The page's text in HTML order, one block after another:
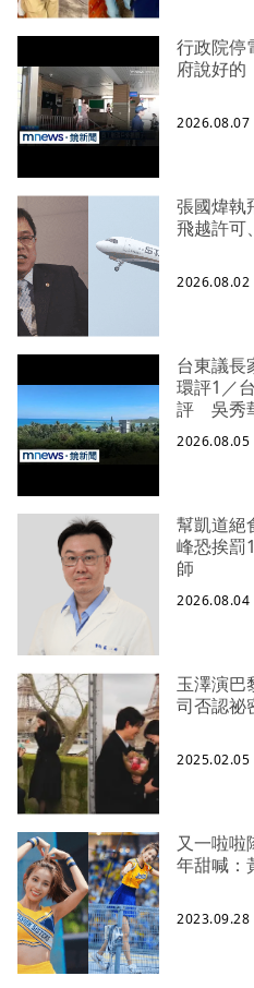
行政院
府說好的
2026.08.07
張國煒執
飛越許
2026.08.02
台東議
環評1／
評 吳秀
2026.08.05
幫凱道絕
峰恐挨罰
師
2026.08.04
玉澤演
司否認祕
2025.02.05
又一啦
年甜喊：
2023.09.28